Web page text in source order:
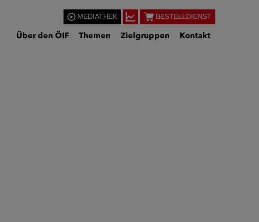
MEDIATHEK BESTELLDIENST
Über den ÖIF Themen Zielgruppen Kontakt